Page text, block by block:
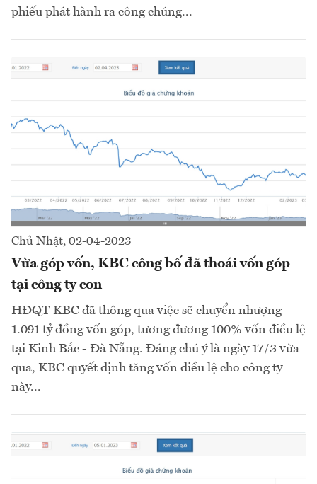
phiếu phát hành ra công chúng...
Chủ Nhật, 02-04-2023
Vừa góp vốn, KBC công bố đã thoái vốn góp
tại công ty con
HĐQT KBC đã thông qua việc sẽ chuyển nhượng
1.091 tỷ đồng vốn góp, tương đương 100% vốn điều lệ
tại Kinh Bắc - Đà Nẵng. Đáng chú ý là ngày 17/3 vừa
qua, KBC quyết định tăng vốn điều lệ cho công ty
này...